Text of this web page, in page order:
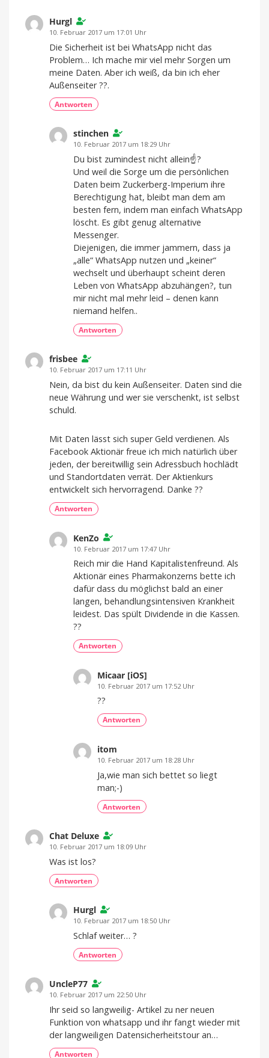
3.1.8
jetzt
Store
laden
Hurgl
10. Februar 2017 um 17:01 Uhr
Die Sicherheit ist bei WhatsApp nicht das
Problem… Ich mache mir viel mehr Sorgen um
meine Daten. Aber ich weiß, da bin ich eher
Außenseiter ??.
Antworten
stinchen
10. Februar 2017 um 18:29 Uhr
Du bist zumindest nicht allein☝?
Und weil die Sorge um die persönlichen
Daten beim Zuckerberg-Imperium ihre
Berechtigung hat, bleibt man dem am
besten fern, indem man einfach WhatsApp
löscht. Es gibt genug alternative
Messenger.
Diejenigen, die immer jammern, dass ja
„alle“ WhatsApp nutzen und „keiner“
wechselt und überhaupt scheint deren
Leben von WhatsApp abzuhängen?, tun
mir nicht mal mehr leid – denen kann
niemand helfen..
Antworten
frisbee
10. Februar 2017 um 17:11 Uhr
Nein, da bist du kein Außenseiter. Daten sind die
neue Währung und wer sie verschenkt, ist selbst
schuld.
Mit Daten lässt sich super Geld verdienen. Als
Facebook Aktionär freue ich mich natürlich über
jeden, der bereitwillig sein Adressbuch hochlädt
und Standortdaten verrät. Der Aktienkurs
entwickelt sich hervorragend. Danke ??
Antworten
KenZo
10. Februar 2017 um 17:47 Uhr
Reich mir die Hand Kapitalistenfreund. Als
Aktionär eines Pharmakonzerns bette ich
dafür dass du möglichst bald an einer
langen, behandlungsintensiven Krankheit
leidest. Das spült Dividende in die Kassen.
??
Antworten
Micaar [iOS]
10. Februar 2017 um 17:52 Uhr
??
Antworten
itom
10. Februar 2017 um 18:28 Uhr
Ja,wie man sich bettet so liegt
man;-)
Antworten
Chat Deluxe
10. Februar 2017 um 18:09 Uhr
Was ist los?
Antworten
Hurgl
10. Februar 2017 um 18:50 Uhr
Schlaf weiter… ?
Antworten
UncleP77
10. Februar 2017 um 22:50 Uhr
Ihr seid so langweilig- Artikel zu ner neuen
Funktion von whatsapp und ihr fangt wieder mit
der langweiligen Datensicherheitstour an…
Antworten